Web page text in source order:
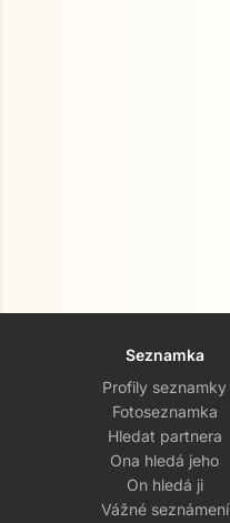
Seznamka
Profily seznamky
Fotoseznamka
Hledat partnera
Ona hledá jeho
On hledá ji
Vážné seznámení